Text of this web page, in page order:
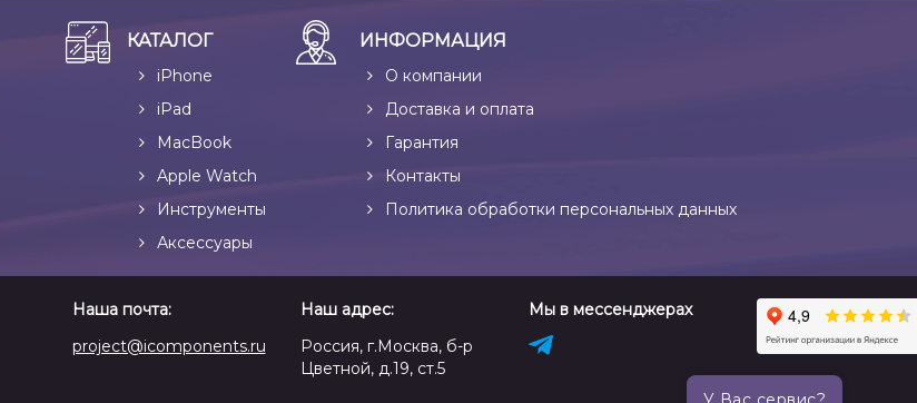
КАТАЛОГ
iPhone
iPad
MacBook
Apple Watch
Инструменты
Аксессуары
ИНФОРМАЦИЯ
О компании
Доставка и оплата
Гарантия
Контакты
Политика обработки персональных данных
Наша почта:
project@icomponents.ru
Наш адрес:
Россия, г.Москва, б-р
Цветной, д.19, ст.5
Мы в мессенджерах